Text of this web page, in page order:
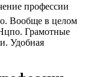
профессии
Вообще в целом
Грамотные
Удобная